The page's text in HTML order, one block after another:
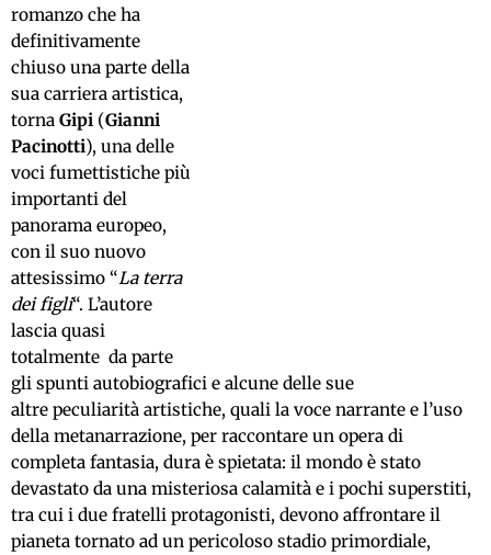
romanzo che ha
definitivamente
chiuso una parte della
sua carriera artistica,
torna Gipi (Gianni
Pacinotti), una delle
voci fumettistiche più
importanti del
panorama europeo,
con il suo nuovo
attesissimo “La terra
dei figli“. L’autore
lascia quasi
totalmente da parte
gli spunti autobiografici e alcune delle sue
altre peculiarità artistiche, quali la voce narrante e l’uso
della metanarrazione, per raccontare un opera di
completa fantasia, dura è spietata: il mondo è stato
devastato da una misteriosa calamità e i pochi superstiti,
tra cui i due fratelli protagonisti, devono affrontare il
pianeta tornato ad un pericoloso stadio primordiale,